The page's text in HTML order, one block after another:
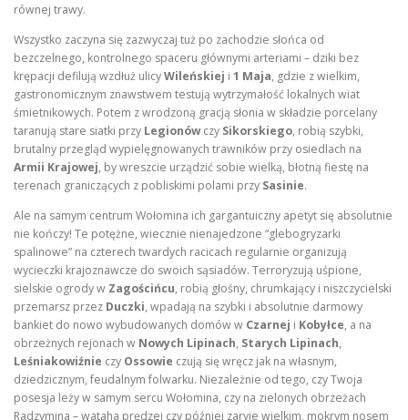
równej trawy.
Wszystko zaczyna się zazwyczaj tuż po zachodzie słońca od
bezczelnego, kontrolnego spaceru głównymi arteriami – dziki bez
krępacji defilują wzdłuż ulicyWileńskiej i 1 Maja, gdzie z wielkim,
gastronomicznym znawstwem testują wytrzymałość lokalnych wiat
śmietnikowych. Potem z wrodzoną gracją słonia w składzie porcelany
taranują stare siatki przy Legionówczy Sikorskiego, robią szybki,
brutalny przegląd wypielęgnowanych trawników przy osiedlach na
Armii Krajowej, by wreszcie urządzić sobie wielką, błotną fiestę na
terenach graniczących z pobliskimi polami przy Sasinie.
Ale na samym centrum Wołomina ich gargantuiczny apetyt się absolutnie
nie kończy! Te potężne, wiecznie nienajedzone “glebogryzarki
spalinowe” na czterech twardych racicach regularnie organizują
wycieczki krajoznawcze do swoich sąsiadów. Terroryzują uśpione,
sielskie ogrody w Zagościńcu, robią głośny, chrumkający i niszczycielski
przemarsz przez Duczki, wpadają na szybki i absolutnie darmowy
bankiet do nowo wybudowanych domów w Czarnej i Kobyłce, a na
obrzeżnych rejonach w Nowych Lipinach, Starych Lipinach,
Leśniakowiźnie czy Ossowie czują się wręcz jak na własnym,
dziedzicznym, feudalnym folwarku. Niezależnie od tego, czy Twoja
posesja leży w samym sercu Wołomina, czy na zielonych obrzeżach
Radzymina – wataha prędzej czy później zaryje wielkim, mokrym nosem